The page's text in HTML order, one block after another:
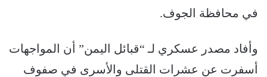
في محافظة الجوف.
وأفاد مصدر عسكري لـ “قبائل اليمن” أن المواجهات
أسفرت عن عشرات القتلى والأسرى في صفوف